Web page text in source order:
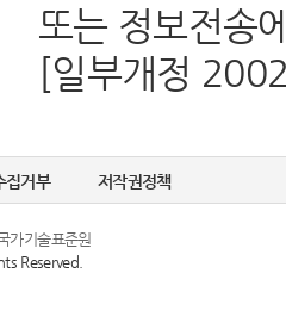
또는 정보전송
[일부개정
집거부 저작권정책
가기술표준원
Reserved.